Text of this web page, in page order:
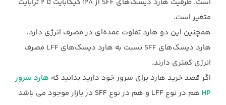
متغیر است.‏
همچنین این دو هارد تفاوت عمده‌ای در مصرف انرژی دارد،
هارد دیسک‌های SFF نسبت به هارد ‏دیسک‌های LFF مصرف
انرژی کمتری دارند. ‏
اگر قصد خرید هارد برای سرور خود دارید بدانید که هارد سرور
‏ هم در نوع ‏LFF‏ و هم در ‏نوع ‏SFF‏ در بازار موجود می باشد